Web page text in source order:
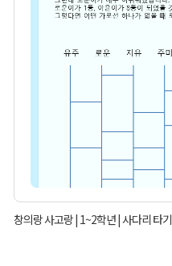
창의랑 사고랑 | 1~2학년 | 사다리 타기